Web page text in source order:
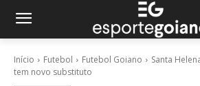
Início Futebol Futebol Goiano
Santa
tem novo substituto